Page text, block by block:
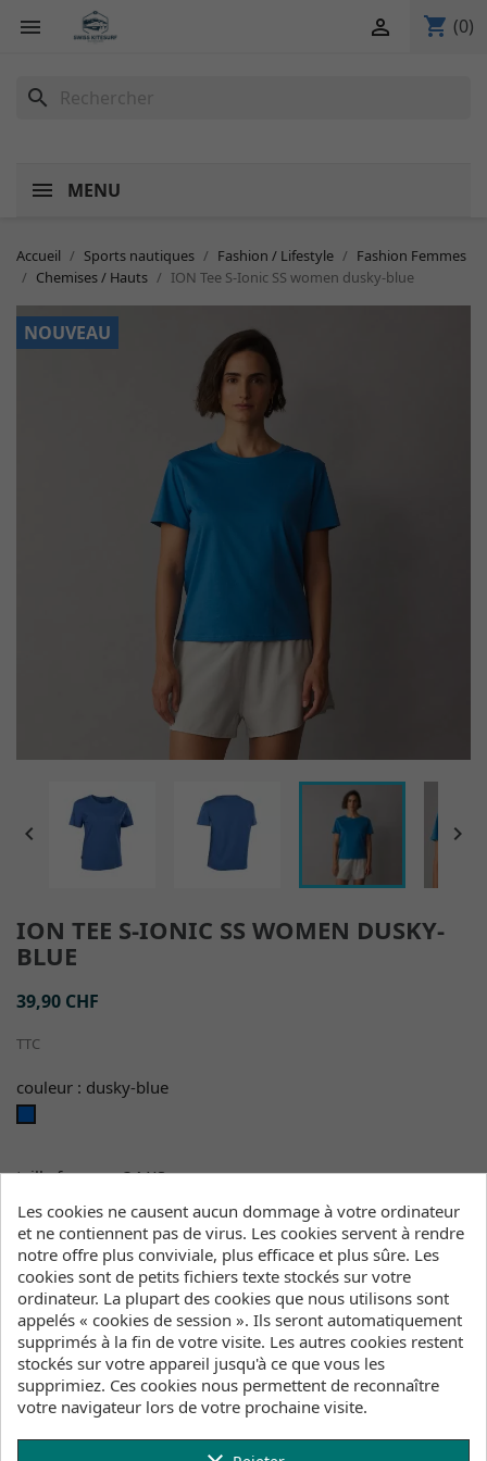
 shopping_cart (0)

search
MENU
Accueil Sports nautiques Fashion / Lifestyle
Fashion Femmes
Chemises / Hauts
ION Tee S-Ionic SS women dusky-blue
NOUVEAU
 
ION TEE S-IONIC SS WOMEN DUSKY-
BLUE
39,90 CHF
TTC
couleur : dusky-blue
taille femme : 34 XS
Quantité
 AJOUTER AU PANIER
favorite_border
Nous livrons de stock
Entrepôts (Stock, Délais de livraison)
Les cookies ne causent aucun dommage à votre ordinateur
et ne contiennent pas de virus. Les cookies servent à rendre
notre offre plus conviviale, plus efficace et plus sûre. Les
cookies sont de petits fichiers texte stockés sur votre
ordinateur. La plupart des cookies que nous utilisons sont
appelés « cookies de session ». Ils seront automatiquement
supprimés à la fin de votre visite. Les autres cookies restent
stockés sur votre appareil jusqu'à ce que vous les
supprimiez. Ces cookies nous permettent de reconnaître
votre navigateur lors de votre prochaine visite.